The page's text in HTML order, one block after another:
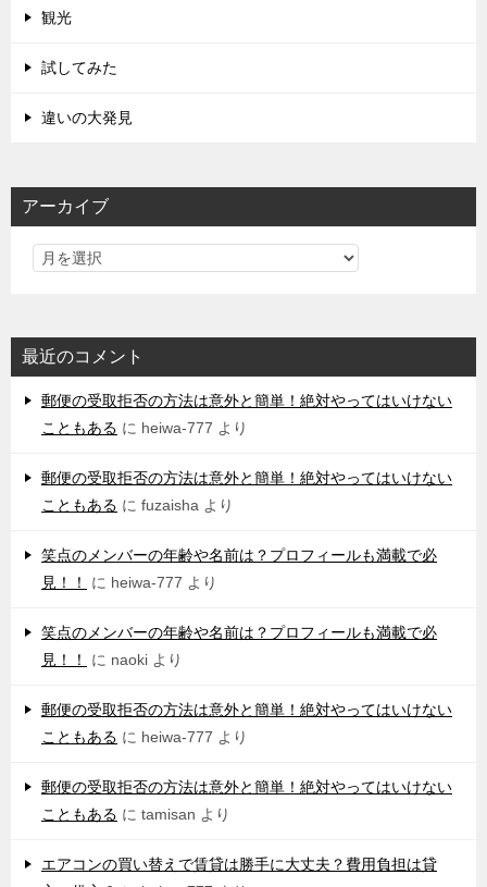
観光
試してみた
違いの大発見
アーカイブ
最近のコメント
郵便の受取拒否の方法は意外と簡単！絶対やってはいけない
こともある に heiwa-777 より
郵便の受取拒否の方法は意外と簡単！絶対やってはいけない
こともある に fuzaisha より
笑点のメンバーの年齢や名前は？プロフィールも満載で必
見！！
に heiwa-777 より
笑点のメンバーの年齢や名前は？プロフィールも満載で必
見！！
に naoki より
郵便の受取拒否の方法は意外と簡単！絶対やってはいけない
こともある に heiwa-777 より
郵便の受取拒否の方法は意外と簡単！絶対やってはいけない
こともある に tamisan より
エアコンの買い替えで賃貸は勝手に大丈夫？費用負担は貸